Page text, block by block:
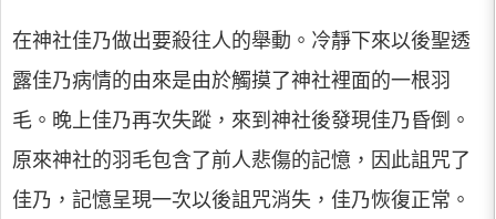
在神社佳乃做出要殺往人的舉動。冷靜下來以後聖透
露佳乃病情的由來是由於觸摸了神社裡面的一根羽
毛。晚上佳乃再次失蹤，來到神社後發現佳乃昏倒。
原來神社的羽毛包含了前人悲傷的記憶，因此詛咒了
佳乃，記憶呈現一次以後詛咒消失，佳乃恢復正常。